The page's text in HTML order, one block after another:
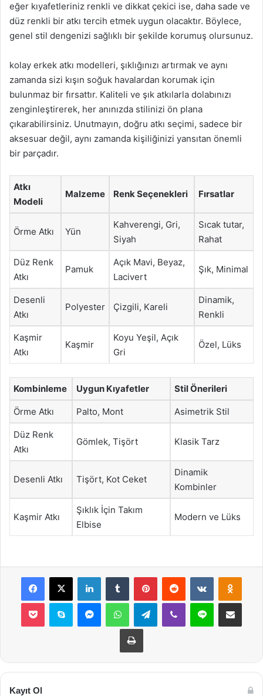
eğer kıyafetleriniz renkli ve dikkat çekici ise, daha sade ve
düz renkli bir atkı tercih etmek uygun olacaktır. Böylece,
genel stil dengenizi sağlıklı bir şekilde korumuş olursunuz.
kolay erkek atkı modelleri, şıklığınızı artırmak ve aynı
zamanda sizi kışın soğuk havalardan korumak için
bulunmaz bir fırsattır. Kaliteli ve şık atkılarla dolabınızı
zenginleştirerek, her anınızda stilinizi ön plana
çıkarabilirsiniz. Unutmayın, doğru atkı seçimi, sadece bir
aksesuar değil, aynı zamanda kişiliğinizi yansıtan önemli
bir parçadır.
Atkı
Modeli
Malzeme Renk Seçenekleri Fırsatlar
Örme Atkı Yün
Kahverengi, Gri,
Siyah
Sıcak tutar,
Rahat
Düz Renk
Atkı
Pamuk
Açık Mavi, Beyaz,
Lacivert
Şık, Minimal
Desenli
Atkı
Polyester Çizgili, Kareli
Dinamik,
Renkli
Kaşmir
Atkı
Kaşmir
Koyu Yeşil, Açık
Gri
Özel, Lüks
Kombinleme Uygun Kıyafetler Stil Önerileri
Örme Atkı Palto, Mont Asimetrik Stil
Düz Renk
Atkı
Gömlek, Tişört Klasik Tarz
Desenli Atkı Tişört, Kot Ceket
Dinamik
Kombinler
Kaşmir Atkı
Şıklık İçin Takım
Elbise
Modern ve Lüks
Facebook
X LinkedInTumblr PinterestReddit VKontakte
Pocket Skype MessengerWhatsAppTelegramViber Line E-Posta ile
Yazdır
Kayıt Ol